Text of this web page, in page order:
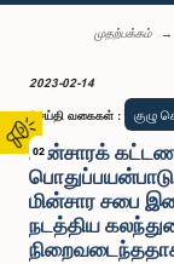
02
முதற்பக்கம்
2023-02-14
செய்தி வகைகள் : குழு
மின்சாரக்
மின்சார சபை
நடத்திய